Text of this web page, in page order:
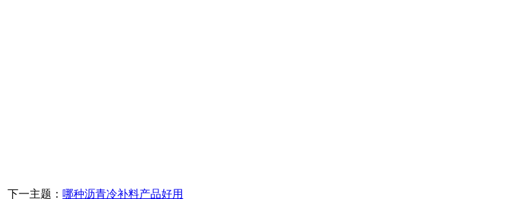
下一主题： 哪种沥青冷补料产品好用